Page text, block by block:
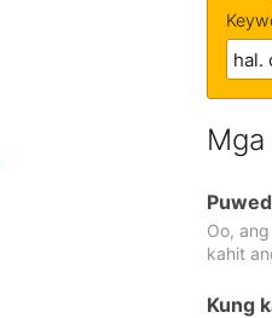
Oo,
kahit
Kung